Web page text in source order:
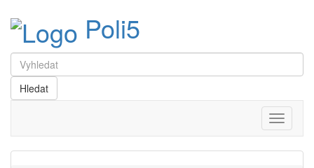
Poli5
Menu